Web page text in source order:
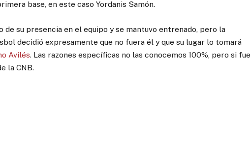
base, en este caso Yordanis Samón.
de su presencia en el equipo y se mantuvo entrenado, pero la
decidió expresamente que no fuera él y que su lugar lo tomará
Avilés. Las razones específicas no las conocemos 100%, pero si fue
la CNB.